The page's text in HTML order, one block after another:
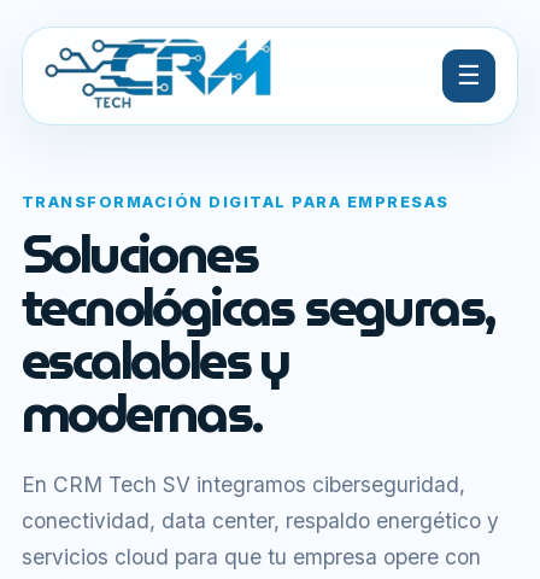
☰
TRANSFORMACIÓN DIGITAL PARA EMPRESAS
Soluciones
tecnológicas seguras,
escalables y
modernas.
En CRM Tech SV integramos ciberseguridad,
conectividad, data center, respaldo energético y
servicios cloud para que tu empresa opere con